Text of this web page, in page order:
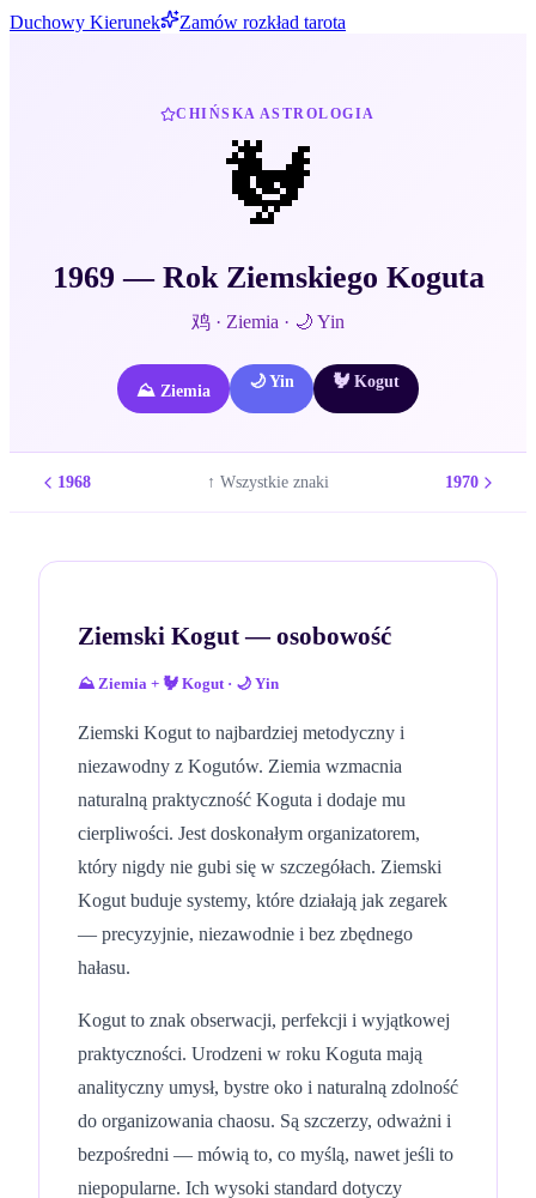
Duchowy Kierunek Zamów rozkład tarota
CHIŃSKA ASTROLOGIA
🐓
1969 — Rok Ziemskiego Koguta
鸡 · Ziemia · 🌙 Yin
⛰️ Ziemia 🌙Yin 🐓 Kogut
1968 ↑ Wszystkie znaki 1970
Ziemski Kogut— osobowość
⛰️ Ziemia + 🐓 Kogut · 🌙 Yin
Ziemski Kogut to najbardziej metodyczny i
niezawodny z Kogutów. Ziemia wzmacnia
naturalną praktyczność Koguta i dodaje mu
cierpliwości. Jest doskonałym organizatorem,
który nigdy nie gubi się w szczegółach. Ziemski
Kogut buduje systemy, które działają jak zegarek
— precyzyjnie, niezawodnie i bez zbędnego
hałasu.
Kogut to znak obserwacji, perfekcji i wyjątkowej
praktyczności. Urodzeni w roku Koguta mają
analityczny umysł, bystre oko i naturalną zdolność
do organizowania chaosu. Są szczerzy, odważni i
bezpośredni — mówią to, co myślą, nawet jeśli to
niepopularne. Ich wysoki standard dotyczy